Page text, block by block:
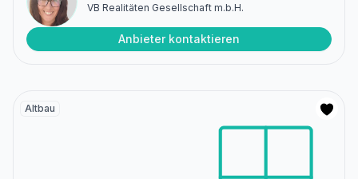
VB Realitäten Gesellschaft m.b.H.
Anbieter kontaktieren
Altbau